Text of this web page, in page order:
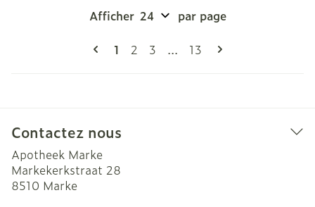
Vous lisez actuellement la page
1 Page
2 Page
3 ... Page
13
Afficher par page
Contactez nous
Apotheek Marke
Markekerkstraat 28
8510 Marke